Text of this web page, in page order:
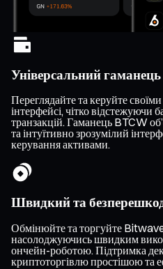
Універсальний
Переглядайте та керуйте
інтерфейсі, чітко відстежуючи
транзакцій. Гаманець BTCW
та інтуїтивно зрозумілий
керування активами.
Швидкий та
Обмінюйте та торгуйте
насолоджуючись швидким
ончейн-роботою. Підтримка
криптоторгівлю простішою та